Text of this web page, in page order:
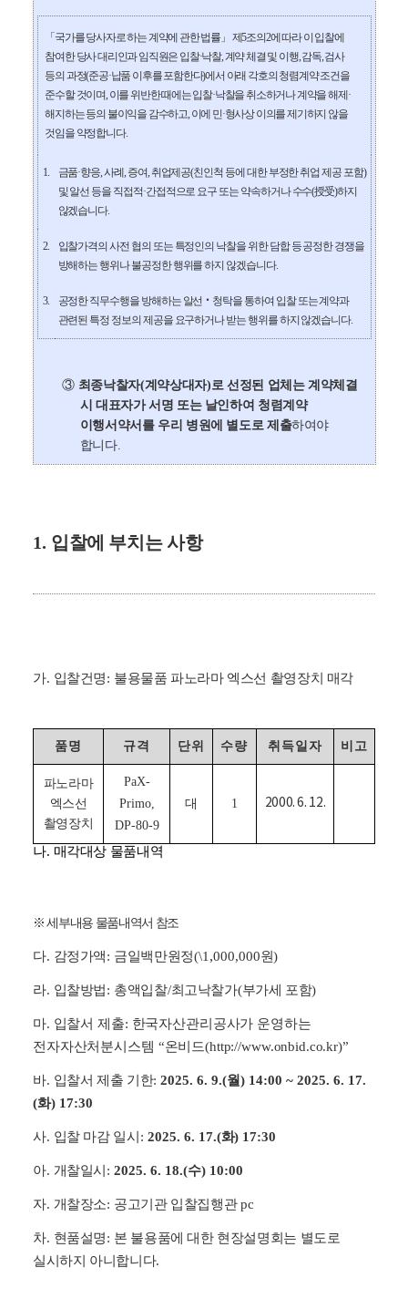
「 국가를 당사자로 하는 계약에 관한 법률」 제5조의2에 따라 이 입찰에
참여한 당사 대리인과 임직원은 입찰·낙찰,계약 체결 및 이행,감독,검사
등의 과정(준공·납품 이후를 포함한다)에서 아래 각호의 청렴계약 조건을
준수할 것이며, 이를 위반한 때에는 입찰·낙찰을 취소하거나 계약을 해제 ·
해지하는 등의 불이익을 감수하고, 이에 민·형사상 이의를 제기하지 않을
것임을 약정합니다.
1. 금품·향응,사례 , 증여,취업제공(친인척 등에 대한 부정한 취업 제공 포함)
및 알선 등을 직접적·간접적으로 요구 또는 약속하거나 수수(授受)하지
않겠습니다.
2.
입찰가격의 사전 협의 또는 특정인의 낙찰을 위한 담합 등 공정한 경쟁을
방해하는 행위나 불공정한 행위를 하지 않겠습니다.
3. 공정한 직무수행을 방해하는 알선 ‧ 청탁을 통하여 입찰 또는 계약과
관련된 특정 정보의 제공을 요구하거나 받는 행위를 하지 않겠습니다.
③ 최종낙찰자(계약상대자)로 선정된 업체는 계약체결
시 대표자가 서명 또는 날인하여 청렴계약
이행서약서를 우리 병원에 별도로 제출하여야
합니다.
1. 입찰에 부치는 사항
가. 입찰건명: 불용물품 파노라마 엑스선 촬영장치 매각
품명 규격 단위 수량 취득일자 비고
파노라마
엑스선
촬영장치
PaX-
Primo,
DP-80-9
대 1 2000. 6. 12.
나. 매각대상 물품내역
※세부내용 물품내역서 참조
다. 감정가액: 금일백만원정(\1 ,000,000원)
라. 입찰방법: 총액입찰/최고낙찰가(부가세 포함)
마. 입찰서 제출: 한국자산관리공사가 운영하는
전자자산처분시스템 “온비드(http://www.onbid.co.kr)”
바. 입찰서 제출 기한:2025. 6. 9.(월) 14:00 ~ 2025. 6. 17.
(화) 17:30
사. 입찰 마감 일시 : 2025. 6. 17.(화) 17:30
아. 개찰일시 :2025. 6. 18.(수) 10:00
자. 개찰장소: 공고기관 입찰집행관pc
차. 현품설명: 본 불용품에 대한 현장설명회는 별도로
실시하지 아니합니다.